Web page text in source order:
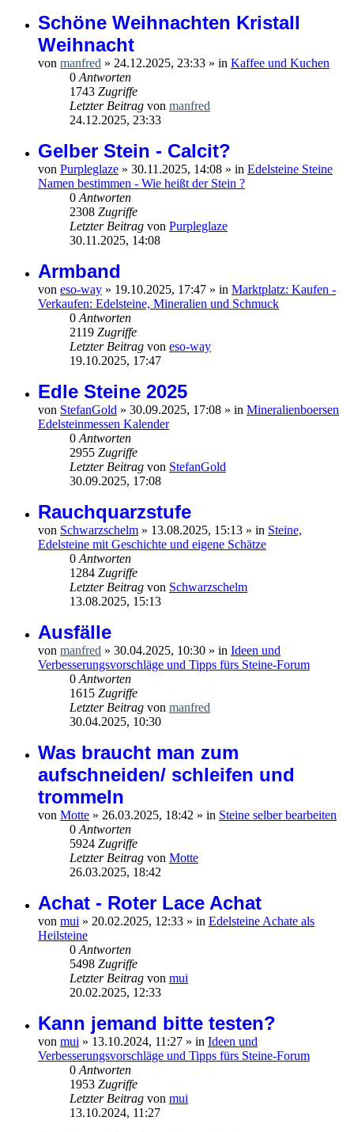
Schöne Weihnachten Kristall
Weihnacht
von manfred » 24.12.2025, 23:33 » in Kaffee und Kuchen
0 Antworten
1743 Zugriffe
Letzter Beitrag von manfred
24.12.2025, 23:33
Gelber Stein - Calcit?
von Purpleglaze » 30.11.2025, 14:08 » in Edelsteine Steine
Namen bestimmen - Wie heißt der Stein ?
0 Antworten
2308 Zugriffe
Letzter Beitrag von Purpleglaze
30.11.2025, 14:08
Armband
von eso-way » 19.10.2025, 17:47 » in Marktplatz: Kaufen -
Verkaufen: Edelsteine, Mineralien und Schmuck
0 Antworten
2119 Zugriffe
Letzter Beitrag von eso-way
19.10.2025, 17:47
Edle Steine 2025
von StefanGold » 30.09.2025, 17:08 » in Mineralienboersen
Edelsteinmessen Kalender
0 Antworten
2955 Zugriffe
Letzter Beitrag von StefanGold
30.09.2025, 17:08
Rauchquarzstufe
von Schwarzschelm » 13.08.2025, 15:13 » in Steine,
Edelsteine mit Geschichte und eigene Schätze
0 Antworten
1284 Zugriffe
Letzter Beitrag von Schwarzschelm
13.08.2025, 15:13
Ausfälle
von manfred » 30.04.2025, 10:30 » in Ideen und
Verbesserungsvorschläge und Tipps fürs Steine-Forum
0 Antworten
1615 Zugriffe
Letzter Beitrag von manfred
30.04.2025, 10:30
Was braucht man zum
aufschneiden/ schleifen und
trommeln
von Motte » 26.03.2025, 18:42 » in Steine selber bearbeiten
0 Antworten
5924 Zugriffe
Letzter Beitrag von Motte
26.03.2025, 18:42
Achat - Roter Lace Achat
von mui » 20.02.2025, 12:33 » in Edelsteine Achate als
Heilsteine
0 Antworten
5498 Zugriffe
Letzter Beitrag von mui
20.02.2025, 12:33
Kann jemand bitte testen?
von mui » 13.10.2024, 11:27 » in Ideen und
Verbesserungsvorschläge und Tipps fürs Steine-Forum
0 Antworten
1953 Zugriffe
Letzter Beitrag von mui
13.10.2024, 11:27